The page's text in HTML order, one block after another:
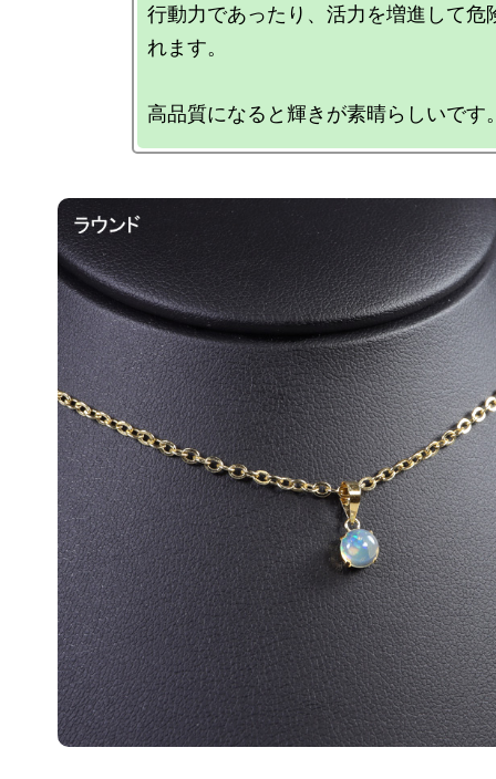
行動力であったり、活力を増進して危
れます。